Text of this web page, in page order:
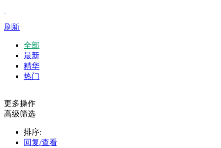
刷新
全部
最新
精华
热门
更多操作
高级筛选
排序:
回复/查看